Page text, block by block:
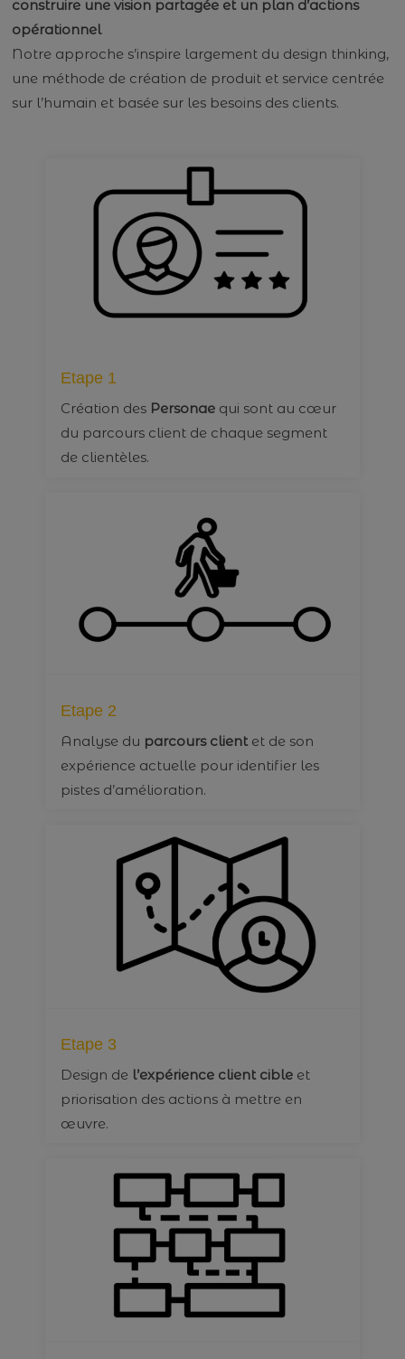
construire une vision partagée et un plan d’actions
opérationnel
Notre approche s’inspire largement du design thinking,
une méthode de création de produit et service centrée
sur l’humain et basée sur les besoins des clients.
Etape 1
Création des Personae qui sont au cœur
du parcours client de chaque segment
de clientèles.
Etape 2
Analyse du parcours clientet de son
expérience actuelle pour identifier les
pistes d’amélioration.
Etape 3
Design de l’expérience client cibleet
priorisation des actions à mettre en
œuvre.